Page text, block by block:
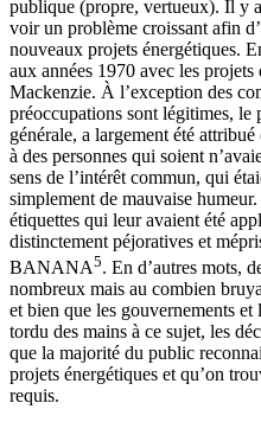
publique (propre, vertueux). Il y
voir un problème croissant afin
nouveaux projets énergétiques.
aux années 1970 avec les
Mackenzie. À l’exception des
préoccupations sont légitimes, le
générale, a largement été
à des personnes qui soient
sens de l’intérêt commun, qui
simplement de mauvaise
étiquettes qui leur avaient été
distinctement péjoratives et
BANANA5. En d’autres mots,
nombreux mais au combien
et bien que les gouvernements
tordu des mains à ce sujet, les
que la majorité du public
projets énergétiques et qu’on
requis.